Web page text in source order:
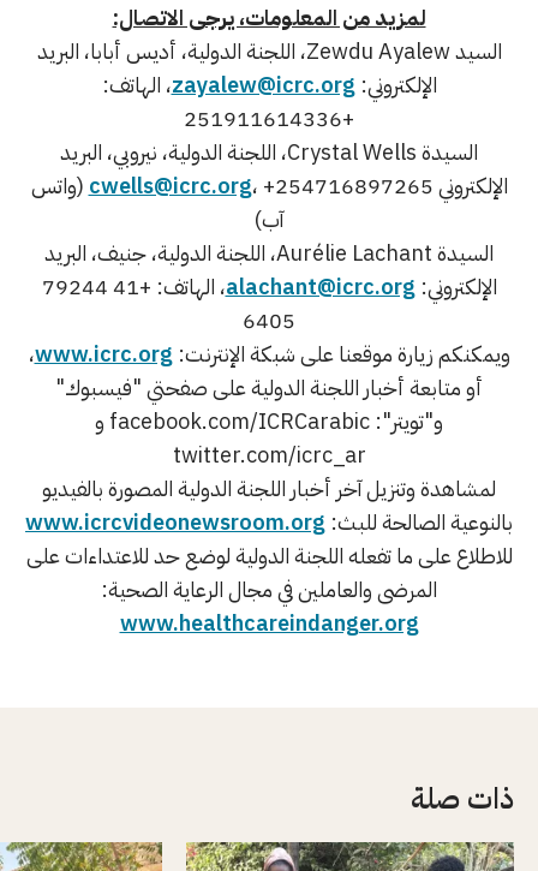
لمزيد من المعلومات، يرجى الاتصال:
السيد Zewdu Ayalew، اللجنة الدولية، أديس أبابا، البريد
الإلكتروني:zayalew@icrc.org، الهاتف:
+251911614336
السيدة Crystal Wells، اللجنة الدولية، نيروبي، البريد
الإلكتروني
cwells@icrc.org ، +254716897265 (واتس
آب)
السيدة Aurélie Lachant، اللجنة الدولية، جنيف، البريد
الإلكتروني:alachant@icrc.org
، الهاتف: +41 79244
6405
ويمكنكم زيارة موقعنا على شبكة الإنترنت:www.icrc.org،
أو متابعة أخبار اللجنة الدولية على صفحتي "فيسبوك"
و"تويتر": facebook.com/ICRCarabic و
twitter.com/icrc_ar
لمشاهدة وتنزيل آخر أخبار اللجنة الدولية المصورة بالفيديو
بالنوعية الصالحة للبث: www.icrcvideonewsroom.org
للاطلاع على ما تفعله اللجنة الدولية لوضع حد للاعتداءات على
المرضى والعاملين في مجال الرعاية الصحية:
www.healthcareindanger.org
ذات صلة